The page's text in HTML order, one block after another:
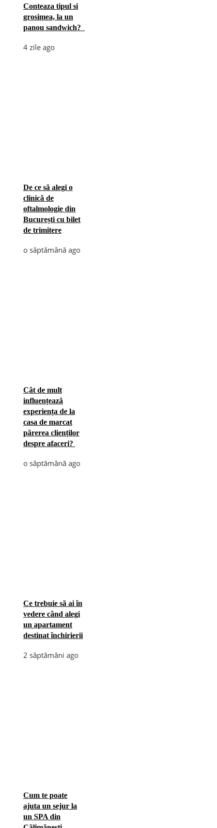
Conteaza tipul si
grosimea, la un
panou sandwich?
4 zile ago
De ce să alegi o
clinică de
oftalmologie din
București cu bilet
de trimitere
o săptămână ago
Cât de mult
influențează
experiența de la
casa de marcat
părerea clienților
despre afaceri?
o săptămână ago
Ce trebuie să ai în
vedere când alegi
un apartament
destinat închirierii
2 săptămâni ago
Cum te poate
ajuta un sejur la
un SPA din